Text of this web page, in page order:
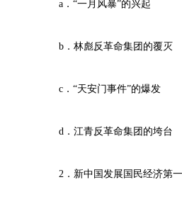
a．“一月风暴”的兴起
b．林彪反革命集团的覆灭
c．“天安门事件”的爆发
d．江青反革命集团的垮台
2．新中国发展国民经济第